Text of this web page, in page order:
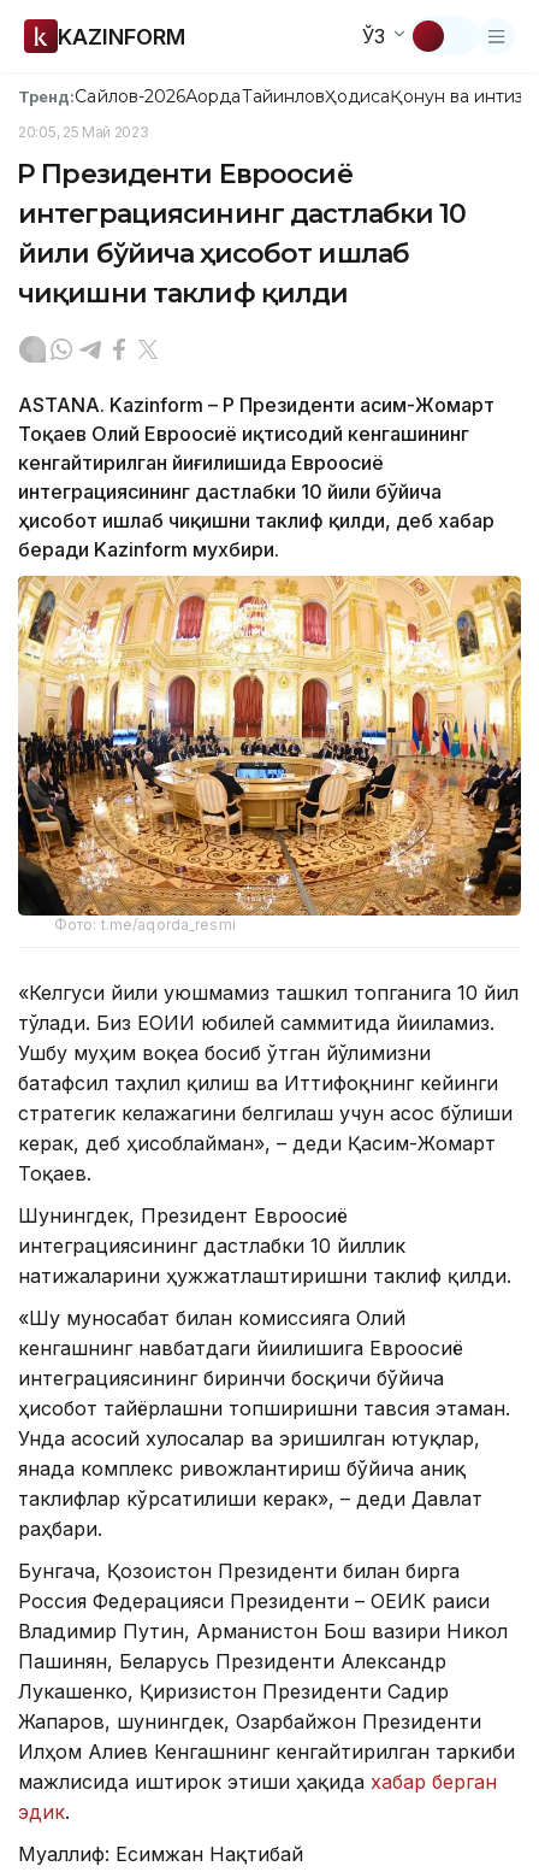
KAZINFORM ЎЗ
Тренд:Сайлов-2026АқордаТайинловҲодисаҚонун ва
20:05, 25 Май 2023
ҚР Президенти Евроосиё
интеграциясининг дастлабки 10
йили бўйича ҳисобот ишлаб
чиқишни таклиф қилди
ASTANA. Kazinform – ҚР Президенти Қасим-Жомарт
Тоқаев Олий Евроосиё иқтисодий кенгашининг
кенгайтирилган йиғилишида Евроосиё
интеграциясининг дастлабки 10 йили бўйича
ҳисобот ишлаб чиқишни таклиф қилди, деб хабар
беради Kazinform мухбири.
Фото: t.me/aqorda_resmi
«Келгуси йили уюшмамиз ташкил топганига 10 йил
тўлади. Биз ЕОИИ юбилей саммитида йиғиламиз.
Ушбу муҳим воқеа босиб ўтган йўлимизни
батафсил таҳлил қилиш ва Иттифоқнинг кейинги
стратегик келажагини белгилаш учун асос бўлиши
керак, деб ҳисоблайман», – деди Қасим-Жомарт
Тоқаев.
Шунингдек, Президент Евроосиё
интеграциясининг дастлабки 10 йиллик
натижаларини ҳужжатлаштиришни таклиф қилди.
«Шу муносабат билан комиссияга Олий
кенгашнинг навбатдаги йиғилишига Евроосиё
интеграциясининг биринчи босқичи бўйича
ҳисобот тайёрлашни топширишни тавсия этаман.
Унда асосий хулосалар ва эришилган ютуқлар,
янада комплекс ривожлантириш бўйича аниқ
таклифлар кўрсатилиши керак», – деди Давлат
раҳбари.
Бунгача, Қозоғистон Президенти билан бирга
Россия Федерацияси Президенти – ОЕИК раиси
Владимир Путин, Арманистон Бош вазири Никол
Пашинян, Беларусь Президенти Александр
Лукашенко, Қирғизистон Президенти Садир
Жапаров, шунингдек, Озарбайжон Президенти
Илҳом Алиев Кенгашнинг кенгайтирилган таркиби
мажлисида иштирок этиши ҳақида хабар берган
эдик.
Муаллиф: Есимжан Нақтибай